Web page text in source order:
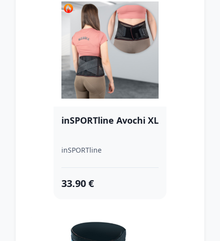
inSPORTline Avochi XL
inSPORTline
33.90 €